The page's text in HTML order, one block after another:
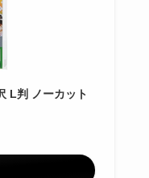
L判 ノーカット